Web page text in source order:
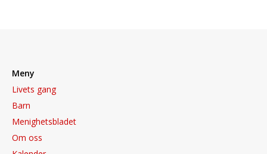
Meny
Livets gang
Barn
Menighetsbladet
Om oss